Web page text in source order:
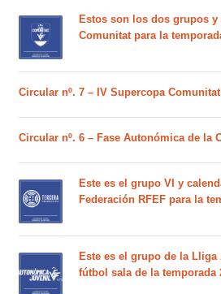
Estos son los dos grupos
Comunitat para la
Circular nº. 7 – IV Supercopa
Circular nº. 6 – Fase Autonómica de la
Este es el grupo VI y
Federación RFEF para la
Este es el grupo de la
fútbol sala de la temporada